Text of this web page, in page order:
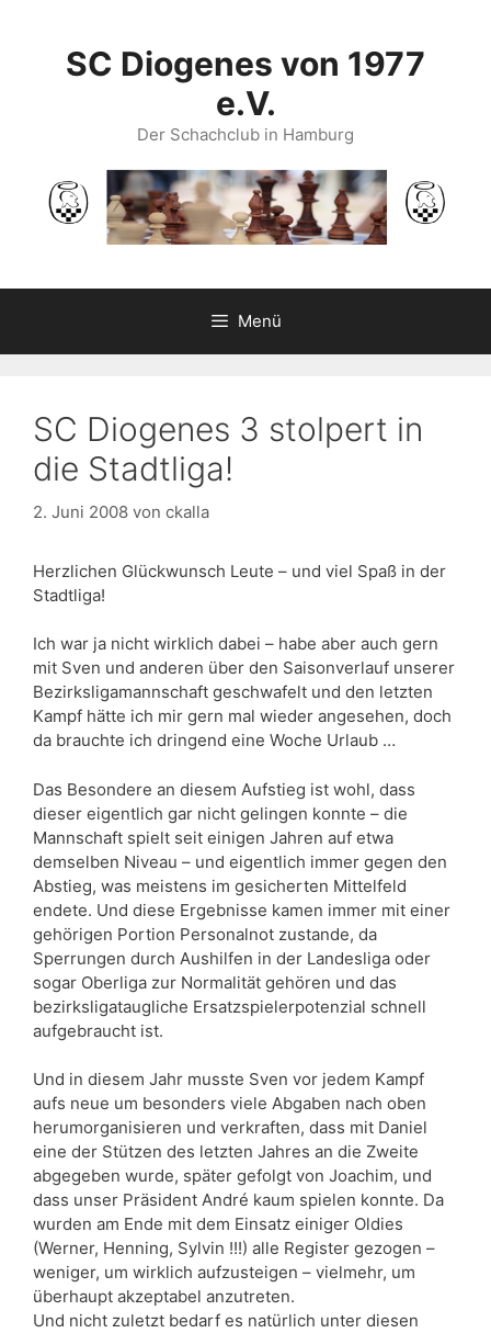
springenSC Diogenes von 1977
e.V.
Der Schachclub in Hamburg
Menü
SC Diogenes 3 stolpert in
die Stadtliga!
2. Juni 2008 von ckalla
Herzlichen Glückwunsch Leute – und viel Spaß in der
Stadtliga!
Ich war ja nicht wirklich dabei – habe aber auch gern
mit Sven und anderen über den Saisonverlauf unserer
Bezirksligamannschaft geschwafelt und den letzten
Kampf hätte ich mir gern mal wieder angesehen, doch
da brauchte ich dringend eine Woche Urlaub …
Das Besondere an diesem Aufstieg ist wohl, dass
dieser eigentlich gar nicht gelingen konnte – die
Mannschaft spielt seit einigen Jahren auf etwa
demselben Niveau – und eigentlich immer gegen den
Abstieg, was meistens im gesicherten Mittelfeld
endete. Und diese Ergebnisse kamen immer mit einer
gehörigen Portion Personalnot zustande, da
Sperrungen durch Aushilfen in der Landesliga oder
sogar Oberliga zur Normalität gehören und das
bezirksligataugliche Ersatzspielerpotenzial schnell
aufgebraucht ist.
Und in diesem Jahr musste Sven vor jedem Kampf
aufs neue um besonders viele Abgaben nach oben
herumorganisieren und verkraften, dass mit Daniel
eine der Stützen des letzten Jahres an die Zweite
abgegeben wurde, später gefolgt von Joachim, und
dass unser Präsident André kaum spielen konnte. Da
wurden am Ende mit dem Einsatz einiger Oldies
(Werner, Henning, Sylvin !!!) alle Register gezogen –
weniger, um wirklich aufzusteigen – vielmehr, um
überhaupt akzeptabel anzutreten.
Und nicht zuletzt bedarf es natürlich unter diesen